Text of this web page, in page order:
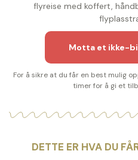
flyreise med koffert,
Motta et ikke-
For å sikre at du får en best mulig
timer for å gi et
DETTE ER HVA DU